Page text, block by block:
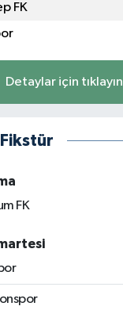
FK
Detaylar için tıklayın
FK